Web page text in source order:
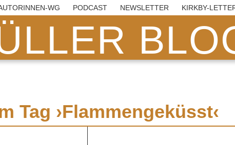
WG PODCAST NEWSLETTER KIRKBY-
Tag ›Flammengeküsst‹